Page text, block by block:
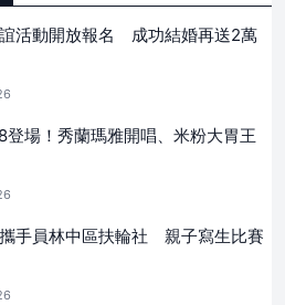
活動開放報名 成功結婚再送2萬
場！秀蘭瑪雅開唱、米粉大胃王
手員林中區扶輪社 親子寫生比賽